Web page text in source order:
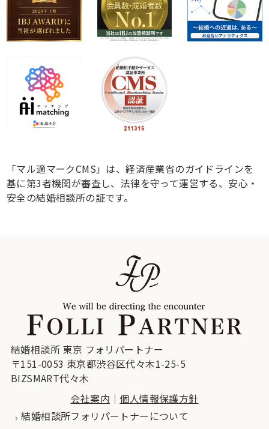
「マル適マークCMS」は、経済産業省のガイドラインを
基に第3者機関が審査し、法律を守って運営する、安心・
安全の結婚相談所の証です。
結婚相談所 東京 フォリパートナー
〒151-0053 東京都渋谷区代々木1-25-5
BIZSMART代々木
会社案内 ｜ 個人情報保護方針
結婚相談所フォリパートナーについて